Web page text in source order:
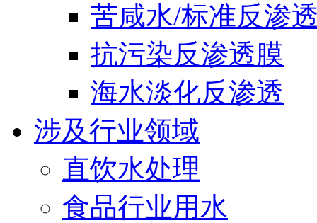
苦咸水/标准反渗
抗污染反渗透膜
海水淡化反渗透
涉及行业领域
直饮水处理
食品行业用水